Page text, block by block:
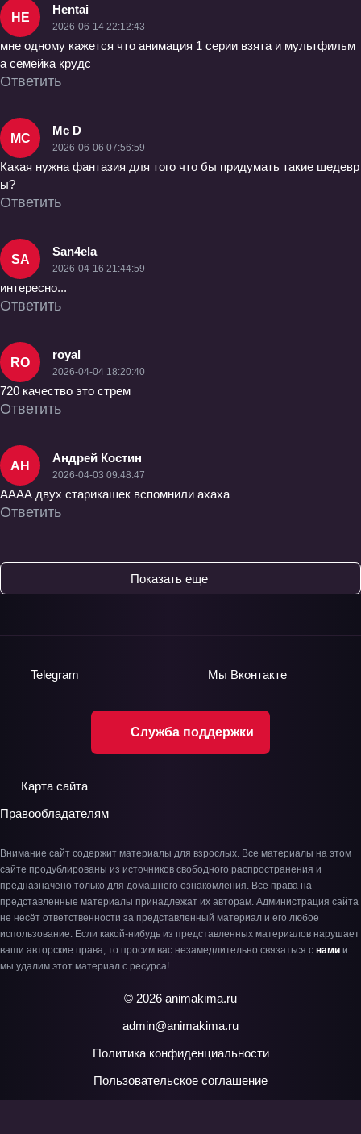
HE
Hentai
2026-06-14 22:12:43
мне одному кажется что анимация 1 серии взята и мультфильм
а семейка крудс
Ответить
MC
Mc D
2026-06-06 07:56:59
Какая нужна фантазия для того что бы придумать такие шедевр
ы?
Ответить
SA
San4ela
2026-04-16 21:44:59
интересно...
Ответить
RO
royal
2026-04-04 18:20:40
720 качество это стрем
Ответить
АН
Андрей Костин
2026-04-03 09:48:47
АААА двух старикашек вспомнили ахаха
Ответить
Показать еще
Служба поддержки
Telegram Мы Вконтакте
Карта сайта
Правообладателям
Внимание сайт содержит материалы для взрослых. Все материалы на этом
сайте продублированы из источников свободного распространения и
предназначено только для домашнего ознакомления. Все права на
представленные материалы принадлежат их авторам. Администрация сайта
не несёт ответственности за представленный материал и его любое
использование. Если какой-нибудь из представленных материалов нарушает
ваши авторские права, то просим вас незамедлительно связаться с нами и
мы удалим этот материал с ресурса!
© 2026 animakima.ru
admin@animakima.ru
Политика конфиденциальности
Пользовательское соглашение